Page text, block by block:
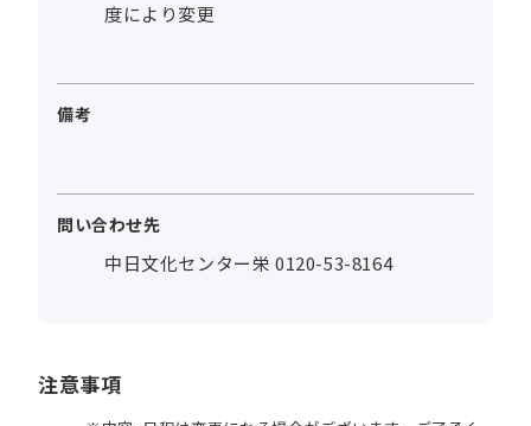
度により変更
備考
問い合わせ先
中日文化センター栄 0120-53-8164
注意事項